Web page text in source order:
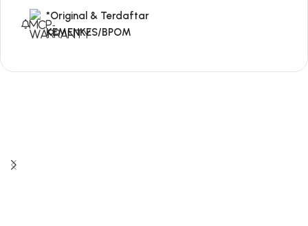
*Original & Terdaftar
KEMENKES/BPOM